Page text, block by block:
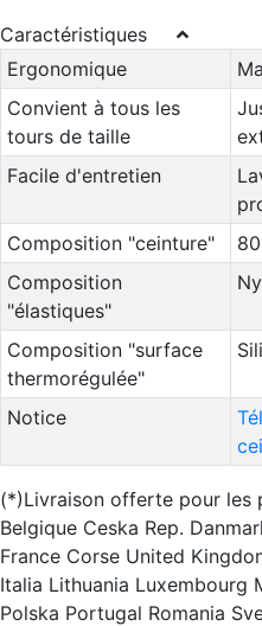
Caractéristiques
Ergonomique
Convient à tous les
tours de taille
Facile d'entretien
Composition "ceinture"
Composition
"élastiques"
Composition "surface
thermorégulée"
Notice
(*)Livraison offerte pour les
Belgique Ceska Rep.
France Corse United
Italia Lithuania Luxembourg
Polska Portugal Romania